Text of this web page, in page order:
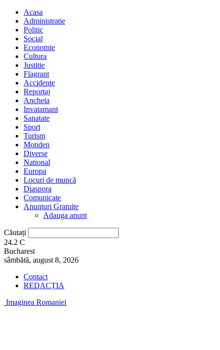
Acasa
Administratie
Politic
Social
Economie
Cultura
Justitie
Flagrant
Accidente
Reportaj
Ancheta
Invatamant
Sanatate
Sport
Turism
Monden
Diverse
National
Europa
Locuri de muncă
Diaspora
Comunicate
Anunturi Gratuite
Adauga anunt
Căutați
24.2 C
Bucharest
sâmbătă, august 8, 2026
Contact
REDACȚIA
Imaginea Romaniei